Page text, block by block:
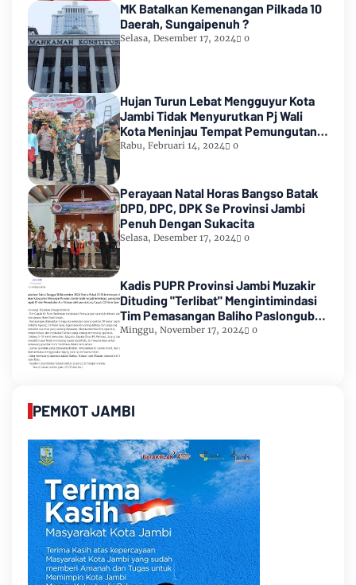
MK Batalkan Kemenangan Pilkada 10
Daerah, Sungaipenuh ?
Selasa, Desember 17, 2024 0
Hujan Turun Lebat Mengguyur Kota
Jambi Tidak Menyurutkan Pj Wali
Kota Meninjau Tempat Pemungutan
Suara Pemilu 2024
Rabu, Februari 14, 2024 0
Perayaan Natal Horas Bangso Batak
DPD, DPC, DPK Se Provinsi Jambi
Penuh Dengan Sukacita
Selasa, Desember 17, 2024 0
Kadis PUPR Provinsi Jambi Muzakir
Dituding "Terlibat" Mengintimindasi
Tim Pemasangan Baliho Paslongub
Romi-Sudirman
Minggu, November 17, 2024 0
PEMKOT JAMBI